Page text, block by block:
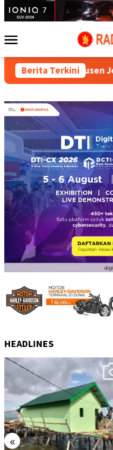
Loncat
ke
Mobile
Berita Terkini
dan Kusen Jendela
HEADLINES
«